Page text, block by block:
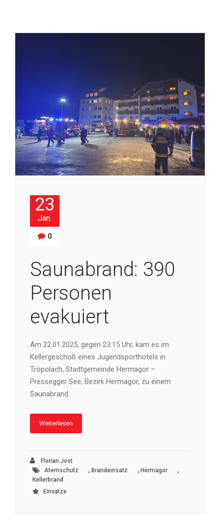
23
Jan.
0
Saunabrand: 390
Personen
evakuiert
Am 22.01.2025, gegen 23:15 Uhr, kam es im
Kellergeschoß eines Jugendsporthotels in
Tröpolach, Stadtgemeinde Hermagor –
Pressegger See, Bezirk Hermagor, zu einem
Saunabrand.
Weiterlesen
Florian Jost
Atemschutz
, Brandeinsatz , Hermagor ,
Kellerbrand
Einsätze